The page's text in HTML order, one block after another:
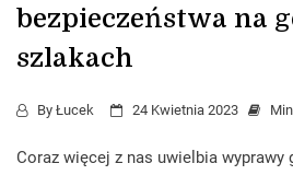
bezpieczeństwa na
szlakach
By Łucek 24 Kwietnia 2023
Coraz więcej z nas uwielbia wyprawy